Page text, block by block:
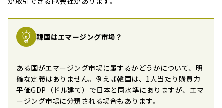
韓国はエマージング市場？
ある国がエマージング市場に属するかどうかについて、明
確な定義はありません。例えば韓国は、1人当たり購買力
平価GDP（ドル建て）で日本と同水準にありますが、エマ
ージング市場に分類される場合もあります。